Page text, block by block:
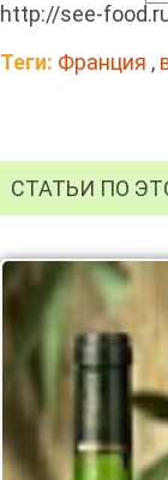
http://see-
Теги: Франция ,
СТАТЬИ ПО